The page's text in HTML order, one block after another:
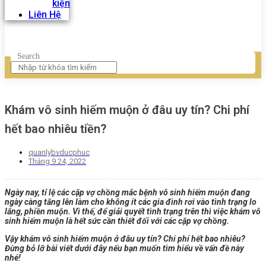
kiện
Liên Hệ
Search
Khám vô sinh hiếm muộn ở đâu uy tín? Chi phí
hết bao nhiêu tiền?
quanlybvducphuc
Tháng 9 24, 2022
Ngày nay, tỉ lệ các cặp vợ chồng mắc bệnh vô sinh hiếm muộn đang
ngày càng tăng lên làm cho không ít các gia đình rơi vào tình trạng lo
lắng, phiền muộn. Vì thế, để giải quyết tình trạng trên thì việc khám vô
sinh hiếm muộn là hết sức cần thiết đối với các cặp vợ chồng.
Vậy khám vô sinh hiếm muộn ở đâu uy tín? Chi phí hết bao nhiêu?
Đừng bỏ lỡ bài viết dưới đây nếu bạn muốn tìm hiểu về vấn đề này
nhé!